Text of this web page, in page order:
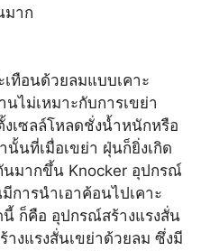
มาก
ทือนด้วยลมแบบเคาะ
นไม่เหมาะกับการเขย่า
เซลล์โหลดชั่งน้ำหนักหรือ
นั้นที่เมื่อเขย่า ฝุ่นก็ยิ่งเกิด
มากขึ้น Knocker อุปกรณ์
การนำเอาค้อนไปเคาะ
ก็คือ อุปกรณ์สร้างแรงสั่น
างแรงสั่นเขย่าด้วยลม ซึ่งมี